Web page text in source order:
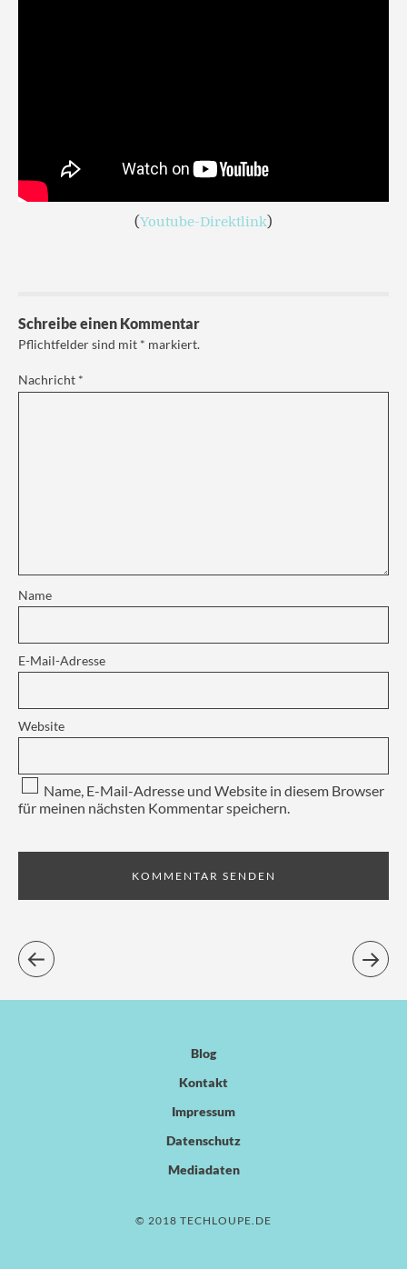
(Youtube-Direktlink)
Schreibe einen Kommentar
Pflichtfelder sind mit * markiert.
Nachricht *
Name
E-Mail-Adresse
Website
Name, E-Mail-Adresse und Website in diesem Browser
für meinen nächsten Kommentar speichern.
Blog
Kontakt
Impressum
Datenschutz
Mediadaten
© 2018 TECHLOUPE.DE